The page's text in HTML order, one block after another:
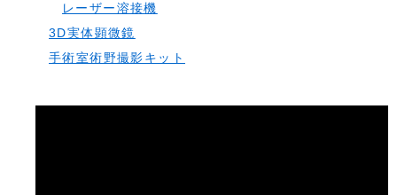
レーザー溶接機
3D実体顕微鏡
手術室術野撮影キット